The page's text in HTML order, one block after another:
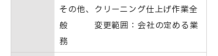
その他、クリーニング仕上げ作業全
般 変更範囲：会社の定める業
務